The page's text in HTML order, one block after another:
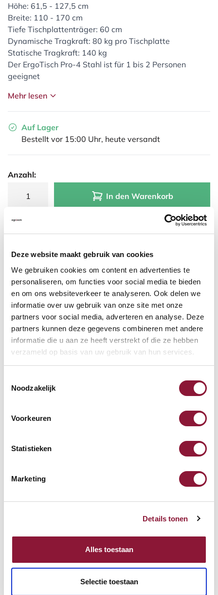
Deze website maakt gebruik van cookies
We gebruiken cookies om content en advertenties te
personaliseren, om functies voor social media te bieden
en om ons websiteverkeer te analyseren. Ook delen we
informatie over uw gebruik van onze site met onze
partners voor social media, adverteren en analyse. Deze
partners kunnen deze gegevens combineren met andere
informatie die u aan ze heeft verstrekt of die ze hebben
verzameld op basis van uw gebruik van hun services.
Noodzakelijk
Voorkeuren
Statistieken
Marketing
Details tonen
Alles toestaan
Selectie toestaan
Höhe: 61,5 - 127,5 cm
Breite: 110 - 170 cm
Tiefe Tischplattenträger: 60 cm
Dynamische Tragkraft: 80 kg pro Tischplatte
Statische Tragkraft: 140 kg
Der ErgoTisch Pro-4 Stahl ist für 1 bis 2 Personen
geeignet
Mehr lesen
Auf Lager
Bestellt vor 15:00 Uhr, heute versandt
Anzahl:
In den Warenkorb
Auf der Suche nach Stückzahlen? Machen Sie Ihren Arbeitsplatz
komplett und fordern Sie direkt ein individuelles Angebot an.
Angebot anfordern
Zur Vergleichsliste hinzufügen
Kostenlose Rücksendung (100 Tage)
Persönliche telefonischeBeratung
Kostenloser Versandab €75,-
Andere Produkte, die für Sie
möglicherweise interessant sind!
STEELFORCE PRO 471 SLS
90 Schreibtischgestell Silber
852,04